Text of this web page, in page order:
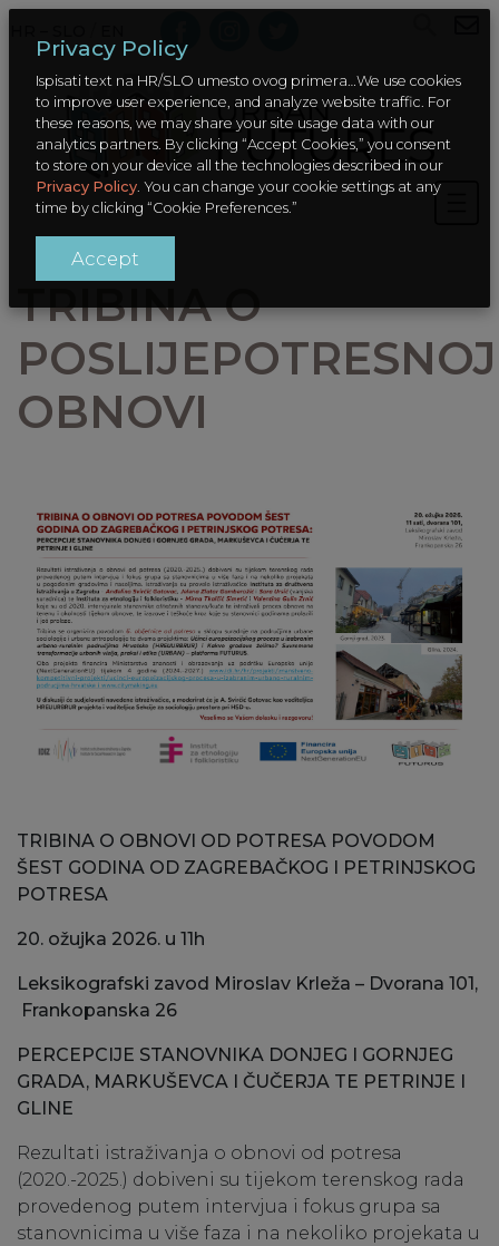
TRIBINA O
POSLIJEPOTRESNOJ
OBNOVI
TRIBINA O OBNOVI OD POTRESA POVODOM
ŠEST GODINA OD ZAGREBAČKOG I PETRINJSKOG
POTRESA
20. ožujka 2026. u 11h
Leksikografski zavod Miroslav Krleža – Dvorana 101,
Frankopanska 26
PERCEPCIJE STANOVNIKA DONJEG I GORNJEG
GRADA, MARKUŠEVCA I ČUČERJA TE PETRINJE I
GLINE
Rezultati istraživanja o obnovi od potresa
(2020.-2025.) dobiveni su tijekom terenskog rada
provedenog putem intervjua i fokus grupa sa
stanovnicima u više faza i na nekoliko projekata u
Privacy Policy
Ispisati text na HR/SLO umesto ovog primera…We use cookies
to improve user experience, and analyze website traffic. For
these reasons, we may share your site usage data with our
analytics partners. By clicking “Accept Cookies,” you consent
to store on your device all the technologies described in our
Privacy Policy. You can change your cookie settings at any
time by clicking “Cookie Preferences.”
Accept